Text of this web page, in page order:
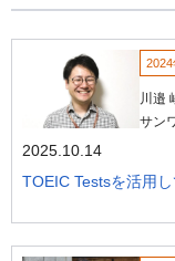
川邉
サン
2025.10.14
TOEIC Testsを活用